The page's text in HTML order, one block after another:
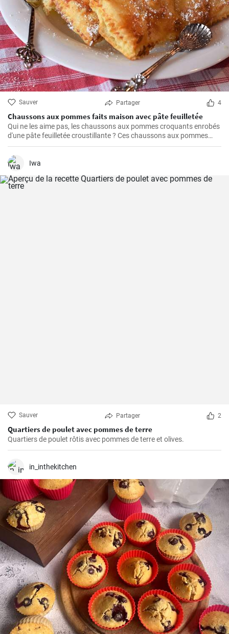
Sauver Partager 4
Chaussons aux pommes faits maison avec pâte feuilletée
Qui ne les aime pas, les chaussons aux pommes croquants enrobés
d'une pâte feuilletée croustillante ? Ces chaussons aux pommes
faits maison sont un régal absolu et l'un de mes favoris personnels.
La préparation est plus simple qu'on ne le pense et c'est un vrai
régal à chaque fois. Alors, retroussez vos manches et c'est parti !
Iwa
Sauver Partager 2
Quartiers de poulet avec pommes de terre
Quartiers de poulet rôtis avec pommes de terre et olives.
in_inthekitchen